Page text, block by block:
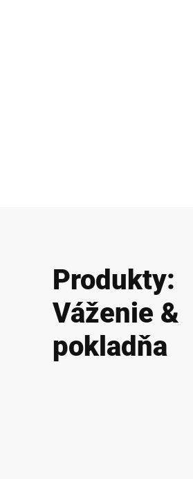
Produkty:
Váženie &
pokladňa